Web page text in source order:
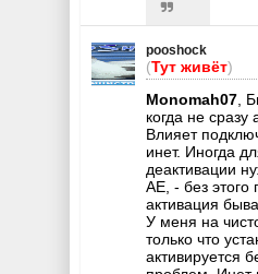
pooshock
(Тут живёт)
Monomah07,
когда не сразу
Влияет
инет. Иногда
деактивации
AE, - без
активация
У меня на
только что
активируется